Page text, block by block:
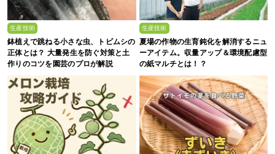
生産技術
鉢植えで跳ねる小さな虫、トビムシの
正体とは？ 大量発生を防ぐ対策と土
作りのコツを園芸のプロが解説
生産技術
夏場の作物の生育鈍化を解消するニュ
ーアイテム。収量アップ＆環境配慮型
の紙マルチとは！？